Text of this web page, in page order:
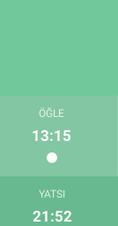
ÖĞLE
13:15
YATSI
21:52